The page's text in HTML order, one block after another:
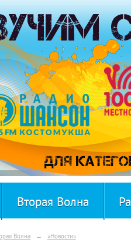
Вторая Волна
Волна → «Новости»